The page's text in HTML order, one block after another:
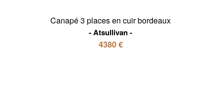
Canapé 3 places en cuir bordeaux
Atsullivan
4380 €